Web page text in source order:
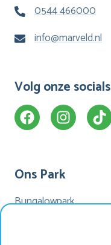
0544 466000
info@marveld.nl
Volg onze socials
Ons Park
Bungalowpark